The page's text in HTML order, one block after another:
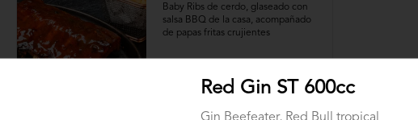
Baby Ribs de cerdo, glaseado con
salsa BBQ de la casa, acompañado
de papas fritas crujientes
$14.500
Red Gin ST 600cc
Gin Beefeater, Red Bull tropical